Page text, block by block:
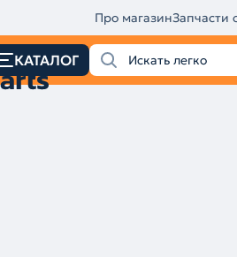
Про магазинЗапчасти
КАТАЛОГ